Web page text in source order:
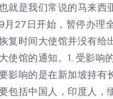
就是我们常说的马来西
月27日开始，暂停办理
复时间大使馆并没有给
使馆的通知。1. 受影响
影响的是在新加坡持有
包括中国人，印度人，